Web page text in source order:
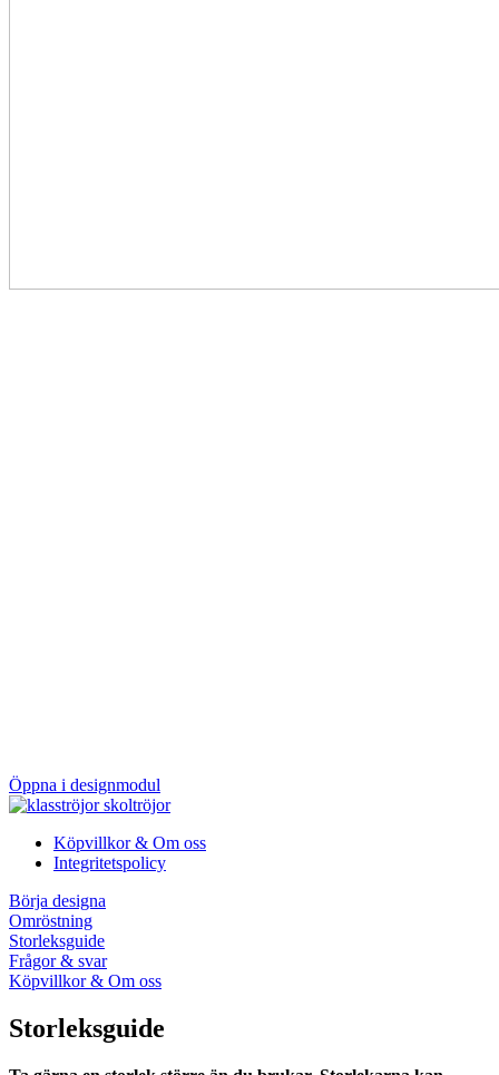
Öppna i designmodul
Köpvillkor & Om oss
Integritetspolicy
Börja designa
Omröstning
Storleksguide
Frågor & svar
Köpvillkor & Om oss
Storleksguide